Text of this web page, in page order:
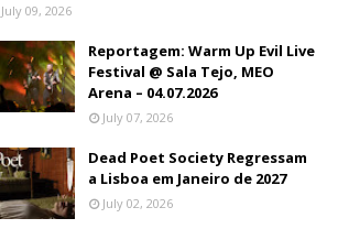
July 09, 2026
Reportagem: Warm Up Evil Live
Festival @ Sala Tejo, MEO
Arena – 04.07.2026
July 07, 2026
Dead Poet Society Regressam
a Lisboa em Janeiro de 2027
July 02, 2026